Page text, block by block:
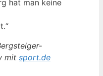
hat man keine
mit sport.de